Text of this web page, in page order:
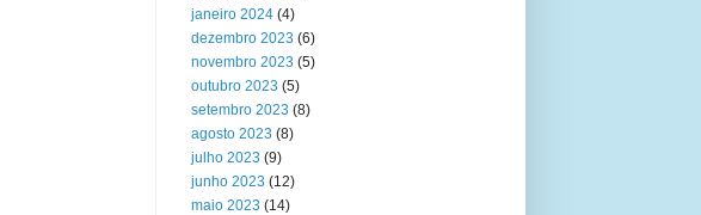
janeiro 2024 (4)
dezembro 2023 (6)
novembro 2023 (5)
outubro 2023 (5)
setembro 2023 (8)
agosto 2023 (8)
julho 2023 (9)
junho 2023 (12)
maio 2023 (14)